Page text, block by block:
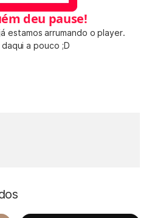
deu pause!
estamos arrumando o player.
a pouco ;D